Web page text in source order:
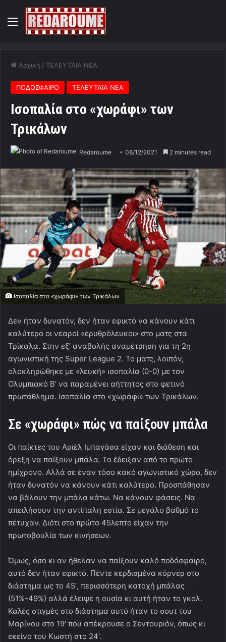
Menu
Αρχική / ΤΕΛΕΥΤΑΙΑ ΝΕΑ
ΠΟΔΟΣΦΑΙΡΟ ΤΕΛΕΥΤΑΙΑ ΝΕΑ
Ισοπαλία στο «χωράφι» των
Τρικάλων
Redaroume 08/12/2021 2 minutes read
Ισοπαλία στο «χωράφι» των Τρικάλων
Δεν ήταν δυνατόν, δεν ήταν εφικτό να κάνουν κάτι
καλύτερο οι νεαροί «ερυθρόλευκοι» στο ματς στα
Τρίκαλα. Στην εξ’ αναβολής αναμέτρηση για τη 2η
αγωνιστική της Super League 2. Το ματς, λοιπόν,
ολοκληρώθηκε με «λευκή» ισοπαλία (0-0) με τον
Ολυμπιακό Β’ να παραμένει αήττητος στο φετινό
πρωτάθλημα. Ισοπαλία στο «χωράφι» των Τρικάλων.
Σε «χωράφι» πώς να παίξουν μπάλα
Οι παίκτες του Αριέλ Ιμπαγάσα είχαν και διάθεση και
όρεξη να παίξουν μπάλα. Το έδειξαν από το πρώτο
ημίχρονο. Αλλά σε έναν τόσο κακό αγωνιστικό χώρο, δεν
ήταν δυνατόν να κάνουν κάτι καλύτερο. Προσπάθησαν
να βάλουν την μπάλα κάτω. Να κάνουν φάσεις. Να
απειλήσουν την αντίπαλη εστία. Σε μεγάλο βαθμό το
πέτυχαν. Διότι στο πρώτο 45λεπτο είχαν την
πρωτοβουλία των κινήσεων.
Όμως, όσο κι αν ήθελαν να παίξουν καλό ποδόσφαιρο,
αυτό δεν ήταν εφικτό. Πέντε κερδισμένα κόρνερ στο
διάστημα ως το 45′, περισσότερη κατοχή μπάλας
(51%-49%) αλλά έλειψε η ουσία κι αυτή ήταν το γκολ.
Καλές στιγμές στο διάστημα αυτό ήταν το σουτ του
Μαρίνου στο 19′ που απέκρουσε ο Σεντουριόν, όπως κι
εκείνο του Κωστή στο 24′.